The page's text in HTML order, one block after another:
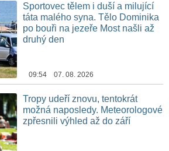
Sportovec tělem i duší a milující
táta malého syna. Tělo Dominika
po bouři na jezeře Most našli až
druhý den
09:54 07. 08. 2026
Tropy udeří znovu, tentokrát
možná naposledy. Meteorologové
zpřesnili výhled až do září